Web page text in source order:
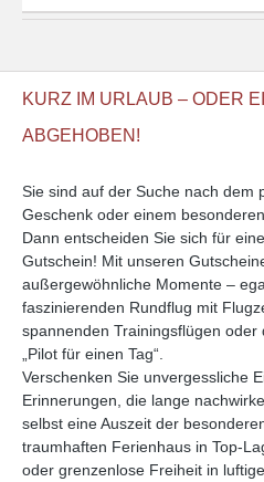
KURZ IM URLAUB – ODER
ABGEHOBEN!
Sie sind auf der Suche nach dem
Geschenk oder einem
Dann entscheiden Sie sich für
Gutschein! Mit unseren
außergewöhnliche Momente –
faszinierenden Rundflug mit
spannenden Trainingsflügen oder
„Pilot für einen Tag“.
Verschenken Sie unvergessliche
Erinnerungen, die lange
selbst eine Auszeit der
traumhaften Ferienhaus in Top-
oder grenzenlose Freiheit in